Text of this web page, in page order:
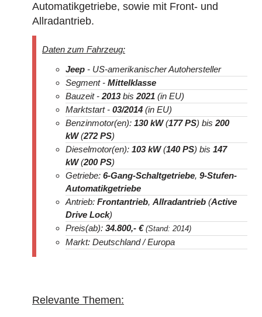
Automatikgetriebe, sowie mit Front- und
Allradantrieb.
Daten zum Fahrzeug:
Jeep - US-amerikanischer Autohersteller
Segment - Mittelklasse
Bauzeit -2013bis2021 (in EU)
Marktstart - 03/2014 (in EU)
Benzinmotor(en): 130 kW(177 PS) bis200
kW(272 PS)
Dieselmotor(en): 103 kW(140 PS) bis 147
kW(200 PS)
Getriebe: 6-Gang-Schaltgetriebe, 9-Stufen-
Automatikgetriebe
Antrieb: Frontantrieb, Allradantrieb (Active
Drive Lock)
Preis(ab): 34.800,- € (Stand: 2014)
Markt: Deutschland / Europa
Relevante Themen: